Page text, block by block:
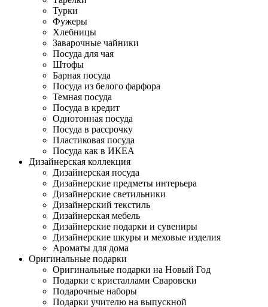
Турки
Фужеры
Хлебницы
Заварочные чайники
Посуда для чая
Штофы
Барная посуда
Посуда из белого фарфора
Темная посуда
Посуда в кредит
Однотонная посуда
Посуда в рассрочку
Пластиковая посуда
Посуда как в ИКЕА
Дизайнерская коллекция
Дизайнерская посуда
Дизайнерские предметы интерьера
Дизайнерские светильники
Дизайнерский текстиль
Дизайнерская мебель
Дизайнерские подарки и сувениры
Дизайнерские шкуры и меховые изделия
Ароматы для дома
Оригинальные подарки
Оригинальные подарки на Новый Год
Подарки с кристаллами Сваровски
Подарочные наборы
Подарки учителю на выпускной